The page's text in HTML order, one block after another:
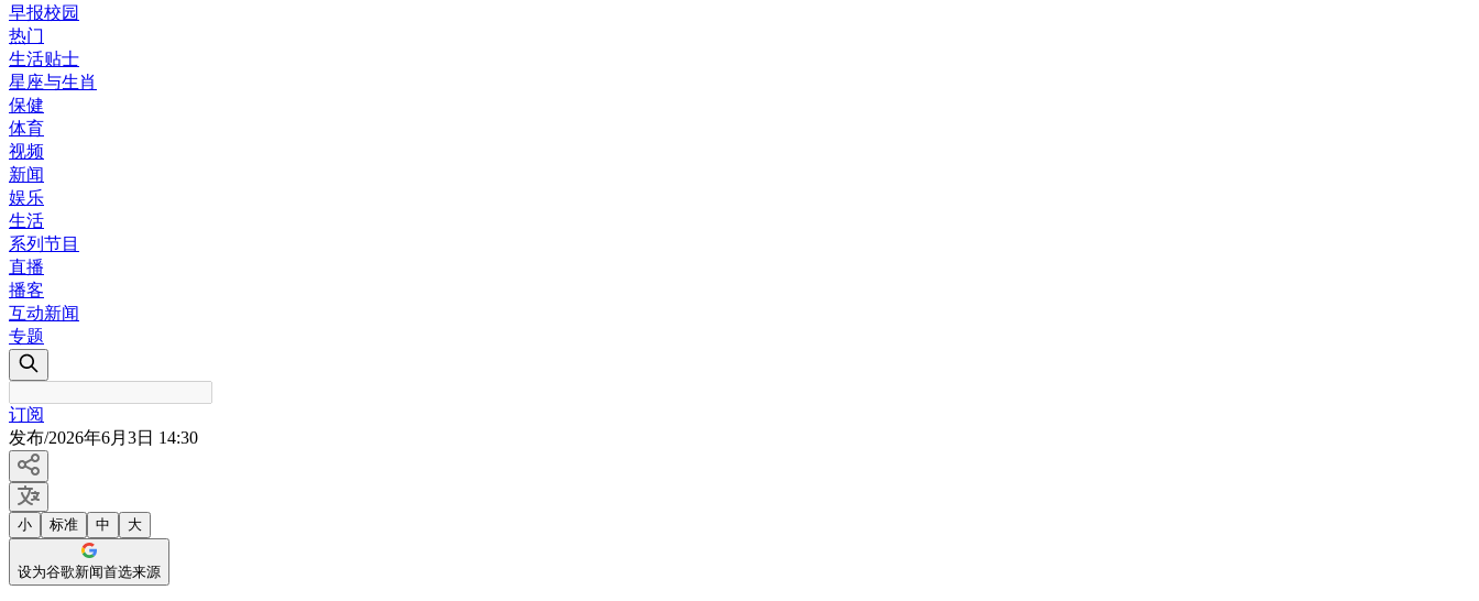
早报校园
热门
生活贴士
星座与生肖
保健
体育
视频
新闻
娱乐
生活
系列节目
直播
播客
互动新闻
专题
订阅
发布/2026年6月3日 14:30
小 标准 中 大
设为谷歌新闻首选来源